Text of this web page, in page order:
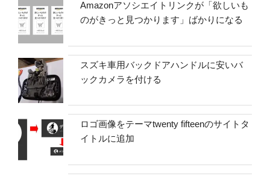
Amazonアソシエイトリンクが「欲しいも
のがきっと見つかります」ばかりになる
スズキ車用バックドアハンドルに安いバ
ックカメラを付ける
ロゴ画像をテーマtwenty fifteenのサイトタ
イトルに追加